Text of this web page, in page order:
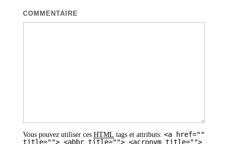
COMMENTAIRE
Vous pouvez utiliser ces HTML tags et attributs: <a href=""
title=""> <abbr title=""> <acronym title="">